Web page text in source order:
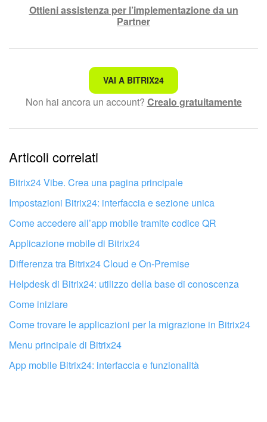
Ottieni assistenza per l’implementazione da un
Partner
Non è quello che sto cercando.
Testo complesso e incomprensibile
Le informazioni sono obsolete.
Troppo breve, ho bisogno di maggiori informazioni.
Non mi soddisfa come funziona questo strumento
VAI A BITRIX24
Non hai ancora un account? Crealo gratuitamente
Articoli correlati
Bitrix24 Vibe. Crea una pagina principale
Impostazioni Bitrix24: interfaccia e sezione unica
Come accedere all’app mobile tramite codice QR
Applicazione mobile di Bitrix24
Differenza tra Bitrix24 Cloud e On-Premise
Helpdesk di Bitrix24: utilizzo della base di conoscenza
Come iniziare
Come trovare le applicazioni per la migrazione in Bitrix24
Menu principale di Bitrix24
App mobile Bitrix24: interfaccia e funzionalità